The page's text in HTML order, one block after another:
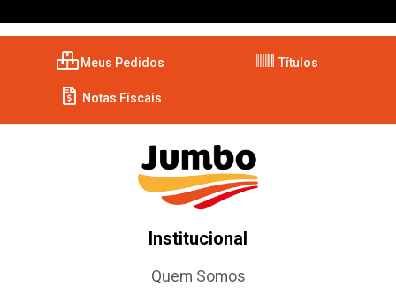
Meus Pedidos Títulos
Notas Fiscais
Institucional
Quem Somos